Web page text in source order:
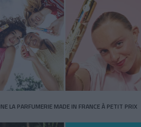
LA PARFUMERIE MADE IN FRANCE À PETIT PRIX